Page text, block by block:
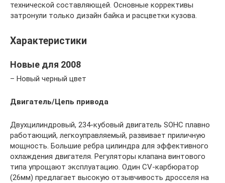
технической составляющей. Основные коррективы
затронули только дизайн байка и расцветки кузова.
Характеристики
Новые для 2008
– Новый черный цвет
Двигатель/Цепь привода
Двухцилиндровый, 234-кубовый двигатель SOHC плавно
работающий, легкоуправляемый, развивает приличную
мощность. Большие ребра цилиндра для эффективного
охлаждения двигателя. Регуляторы клапана винтового
типа упрощают эксплуатацию. Один CV-карбюратор
(26мм) предлагает высокую отзывчивость дросселя на